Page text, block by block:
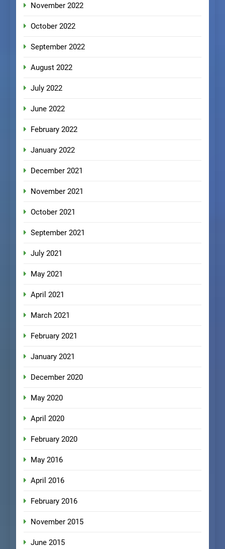
November 2022
October 2022
September 2022
August 2022
July 2022
June 2022
February 2022
January 2022
December 2021
November 2021
October 2021
September 2021
July 2021
May 2021
April 2021
March 2021
February 2021
January 2021
December 2020
May 2020
April 2020
February 2020
May 2016
April 2016
February 2016
November 2015
June 2015